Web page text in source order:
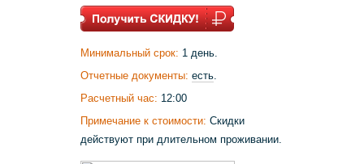
Минимальный срок: 1 день.
Отчетные документы: есть
Расчетный час: 12:00
Примечание к стоимости: Скидки
действуют при длительном проживании.